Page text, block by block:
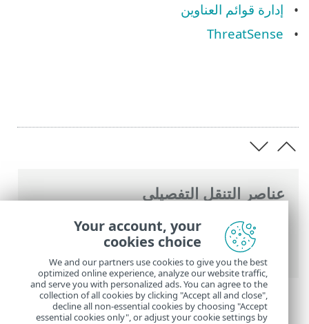
عناصر التنقل التفصيلي
تعليمات ESET عبر الإنترنت >
ESET Smart
Security Premium
>الإعداد المتقدم
الحماية> حماية عميل البريد لإلكتروني
إدارة قوائم العناوين
ThreatSense
Your account, your
cookies choice
We and our partners use cookies to give you the best
optimized online experience, analyze our website traffic,
and serve you with personalized ads. You can agree to the
collection of all cookies by clicking "Accept all and close",
decline all non-essential cookies by choosing "Accept
essential cookies only", or adjust your cookie settings by